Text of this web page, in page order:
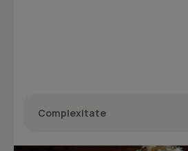
Complexitate